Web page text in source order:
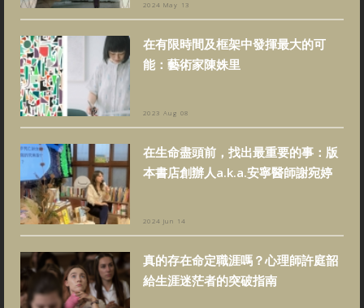
2024 May 13
在有限時間及框架中發揮最大的可
能：藝術家陳姝里
2023 Aug 08
在生命盡頭前，找出最重要的事：版
本書店創辦人a.k.a.安寧醫師謝宛婷
2024 Jun 14
真的存在命定職涯嗎？心理師許庭韶
給生涯迷茫者的突破指南